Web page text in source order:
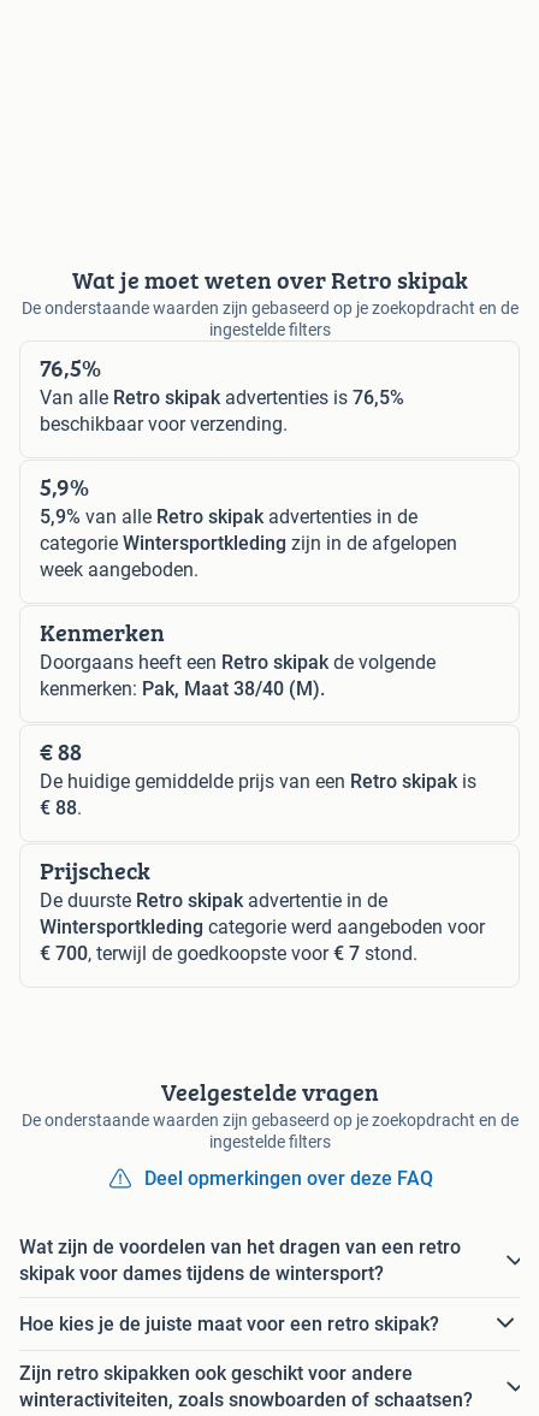
Wat je moet weten over Retro skipak
De onderstaande waarden zijn gebaseerd op je zoekopdracht en de
ingestelde filters
76,5%
Van alle Retro skipakadvertenties is 76,5%
beschikbaar voor verzending.
5,9%
5,9% van alle Retro skipakadvertenties in de
categorie Wintersportkleding zijn in de afgelopen
week aangeboden.
Kenmerken
Doorgaans heeft een Retro skipakde volgende
kenmerken: Pak, Maat 38/40 (M).
€ 88
De huidige gemiddelde prijs van een Retro skipakis
€ 88.
Prijscheck
De duurste Retro skipakadvertentie in de
Wintersportkleding categorie werd aangeboden voor
€ 700, terwijl de goedkoopste voor€ 7 stond.
Veelgestelde vragen
De onderstaande waarden zijn gebaseerd op je zoekopdracht en de
ingestelde filters
Deel opmerkingen over deze FAQ
Wat zijn de voordelen van het dragen van een retro
skipak voor dames tijdens de wintersport?
Hoe kies je de juiste maat voor een retro skipak?
Zijn retro skipakken ook geschikt voor andere
winteractiviteiten, zoals snowboarden of schaatsen?